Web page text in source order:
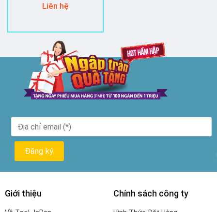
Liên hệ
Giới thiệu Chính sách công ty